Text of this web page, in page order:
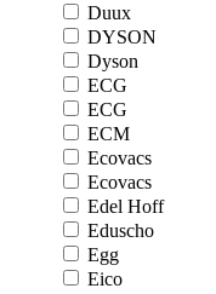
Duux
DYSON
Dyson
ECG
ECG
ECM
Ecovacs
Ecovacs
Edel Hoff
Eduscho
Egg
Eico